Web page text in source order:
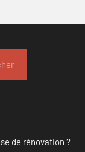
de rénovation ?